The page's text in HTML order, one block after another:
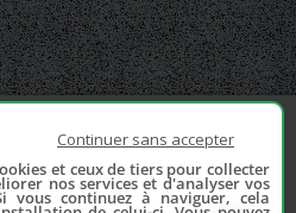
Continuer sans accepter
et ceux de tiers pour collecter
nos services et d'analyser vos
vous continuez à naviguer, cela